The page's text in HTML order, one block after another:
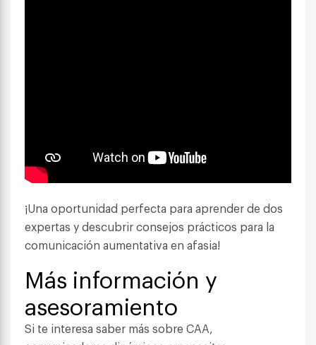
¡Una oportunidad perfecta para aprender de dos
expertas y descubrir consejos prácticos para la
comunicación aumentativa en afasia!
Más información y
asesoramiento
Si te interesa saber más sobre CAA,